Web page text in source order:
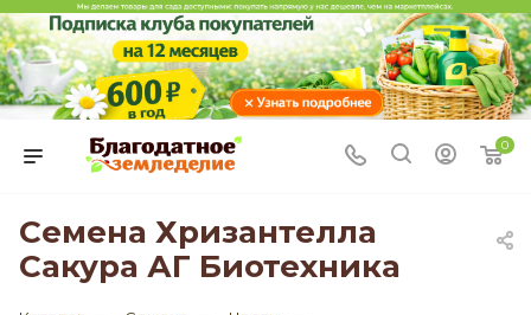
0
Семена Хризантелла
Сакура АГ Биотехника